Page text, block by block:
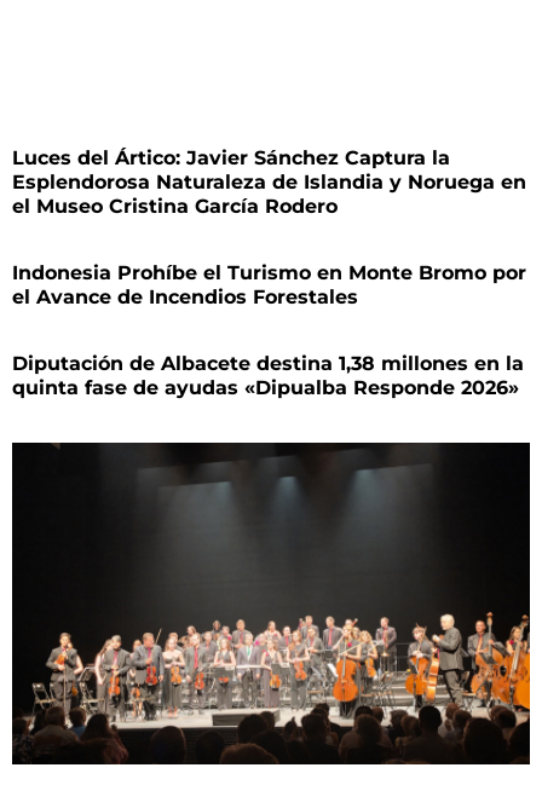
Luces del Ártico: Javier Sánchez Captura la
Esplendorosa Naturaleza de Islandia y Noruega en
el Museo Cristina García Rodero
Indonesia Prohíbe el Turismo en Monte Bromo por
el Avance de Incendios Forestales
Diputación de Albacete destina 1,38 millones en la
quinta fase de ayudas «Dipualba Responde 2026»